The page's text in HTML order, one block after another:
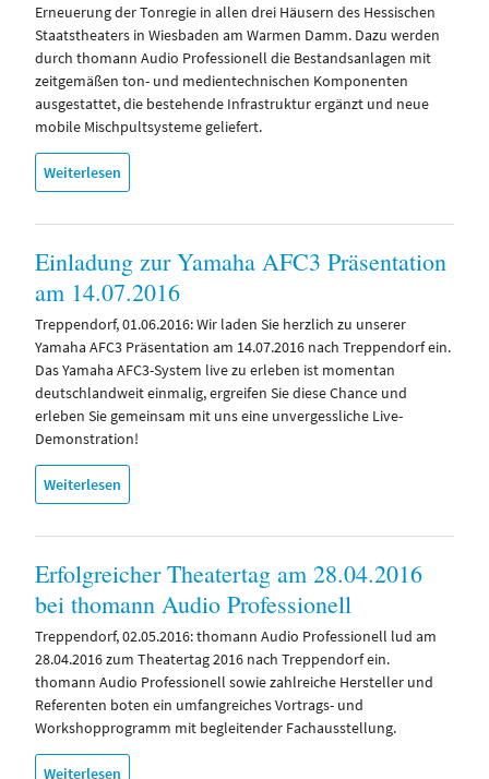
Erneuerung der Tonregie in allen drei Häusern des Hessischen
Staatstheaters in Wiesbaden am Warmen Damm. Dazu werden
durch thomann Audio Professionell die Bestandsanlagen mit
zeitgemäßen ton- und medientechnischen Komponenten
ausgestattet, die bestehende Infrastruktur ergänzt und neue
mobile Mischpultsysteme geliefert.
Weiterlesen
Einladung zur Yamaha AFC3 Präsentation
am 14.07.2016
Treppendorf, 01.06.2016: Wir laden Sie herzlich zu unserer
Yamaha AFC3 Präsentation am 14.07.2016 nach Treppendorf ein.
Das Yamaha AFC3-System live zu erleben ist momentan
deutschlandweit einmalig, ergreifen Sie diese Chance und
erleben Sie gemeinsam mit uns eine unvergessliche Live-
Demonstration!
Weiterlesen
Erfolgreicher Theatertag am 28.04.2016
bei thomann Audio Professionell
Treppendorf, 02.05.2016: thomann Audio Professionell lud am
28.04.2016 zum Theatertag 2016 nach Treppendorf ein.
thomann Audio Professionell sowie zahlreiche Hersteller und
Referenten boten ein umfangreiches Vortrags- und
Workshopprogramm mit begleitender Fachausstellung.
Weiterlesen